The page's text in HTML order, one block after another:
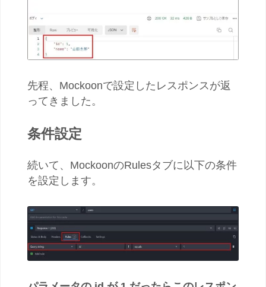
先程、Mockoonで設定したレスポンスが返
ってきました。
条件設定
続いて、MockoonのRulesタブに以下の条件
を設定します。